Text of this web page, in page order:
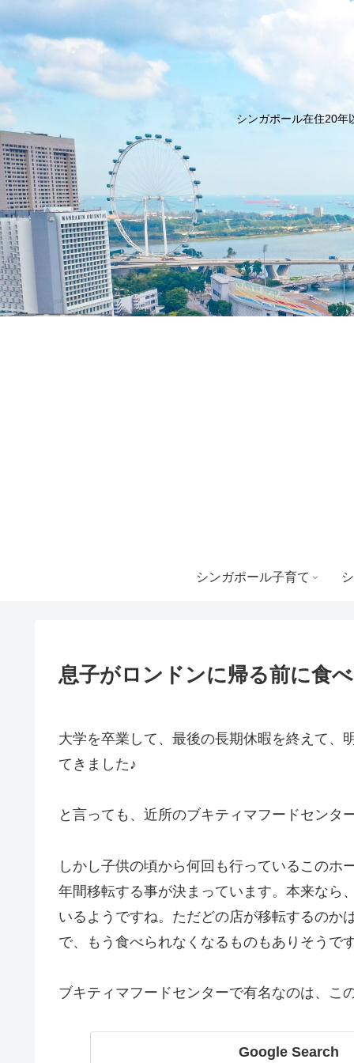
シンガポール在住20年
シンガポール子育て
息子がロンドンに帰る前に食
大学を卒業して、最後の長期休暇を終えて、
てきました♪
と言っても、近所のブキティマフードセンタ
しかし子供の頃から何回も行っているこの
年間移転する事が決まっています。本来なら
いるようですね。ただどの店が移転するのか
で、もう食べられなくなるものもありそうで
ブキティマフードセンターで有名なのは、こ
Google Search